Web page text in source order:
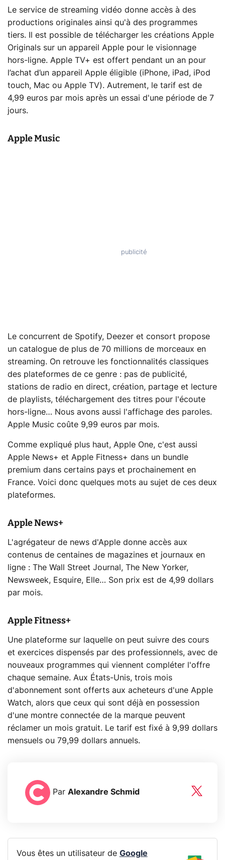
Le service de streaming vidéo donne accès à des
productions originales ainsi qu'à des programmes
tiers. Il est possible de télécharger les créations Apple
Originals sur un appareil Apple pour le visionnage
hors-ligne. Apple TV+ est offert pendant un an pour
l’achat d’un appareil Apple éligible (iPhone, iPad, iPod
touch, Mac ou Apple TV). Autrement, le tarif est de
4,99 euros par mois après un essai d'une période de 7
jours.
Apple Music
Le concurrent de Spotify, Deezer et consort propose
un catalogue de plus de 70 millions de morceaux en
streaming. On retrouve les fonctionnalités classiques
des plateformes de ce genre : pas de publicité,
stations de radio en direct, création, partage et lecture
de playlists, téléchargement des titres pour l'écoute
hors-ligne… Nous avons aussi l'affichage des paroles.
Apple Music coûte 9,99 euros par mois.
Comme expliqué plus haut, Apple One, c'est aussi
Apple News+ et Apple Fitness+ dans un bundle
premium dans certains pays et prochainement en
France. Voici donc quelques mots au sujet de ces deux
plateformes.
Apple News+
L'agrégateur de news d'Apple donne accès aux
contenus de centaines de magazines et journaux en
ligne : The Wall Street Journal, The New Yorker,
Newsweek, Esquire, Elle… Son prix est de 4,99 dollars
par mois.
Apple Fitness+
Une plateforme sur laquelle on peut suivre des cours
et exercices dispensés par des professionnels, avec de
nouveaux programmes qui viennent compléter l'offre
chaque semaine. Aux États-Unis, trois mois
d'abonnement sont offerts aux acheteurs d'une Apple
Watch, alors que ceux qui sont déjà en possession
d'une montre connectée de la marque peuvent
réclamer un mois gratuit. Le tarif est fixé à 9,99 dollars
mensuels ou 79,99 dollars annuels.
Par Alexandre Schmid
Vous êtes un utilisateur de Google